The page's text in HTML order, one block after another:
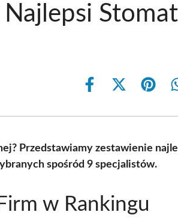
Share
Share
(Twitter)
Share
Przedstawiamy zestawienie
spośród 9 specjalistów.
w Rankingu